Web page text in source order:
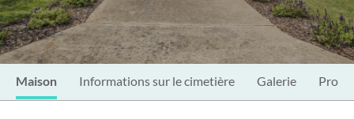
Maison Informations sur le cimetière Galerie